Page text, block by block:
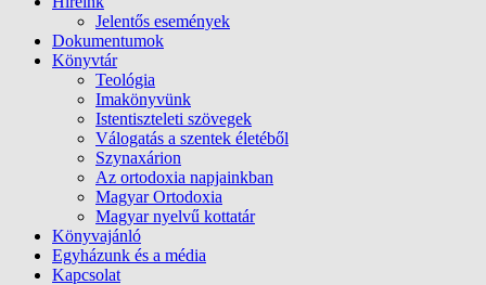
Jelentős események
Dokumentumok
Könyvtár
Teológia
Imakönyvünk
Istentiszteleti szövegek
Válogatás a szentek életéből
Szynaxárion
Az ortodoxia napjainkban
Magyar Ortodoxia
Magyar nyelvű kottatár
Könyvajánló
Egyházunk és a média
Kapcsolat